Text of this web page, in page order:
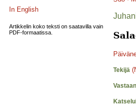
In English
Artikkelin koko teksti on saatavilla vain
PDF-formaatissa.
Tekijä